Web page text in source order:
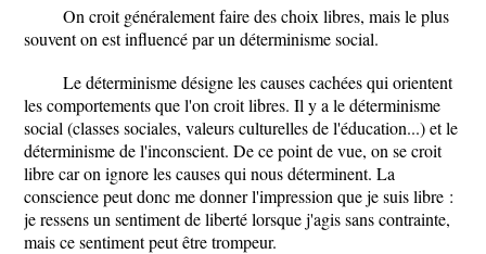
On croit généralement faire des choix libres, mais le plus
souvent on est influencé par un déterminisme social.
Le déterminisme désigne les causes cachées qui orientent
les comportements que l'on croit libres. Il y a le déterminisme
social (classes sociales, valeurs culturelles de l'éducation...) et le
déterminisme de l'inconscient. De ce point de vue, on se croit
libre car on ignore les causes qui nous déterminent. La
conscience peut donc me donner l'impression que je suis libre :
je ressens un sentiment de liberté lorsque j'agis sans contrainte,
mais ce sentiment peut être trompeur.